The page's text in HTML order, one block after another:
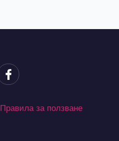
Правила за ползване